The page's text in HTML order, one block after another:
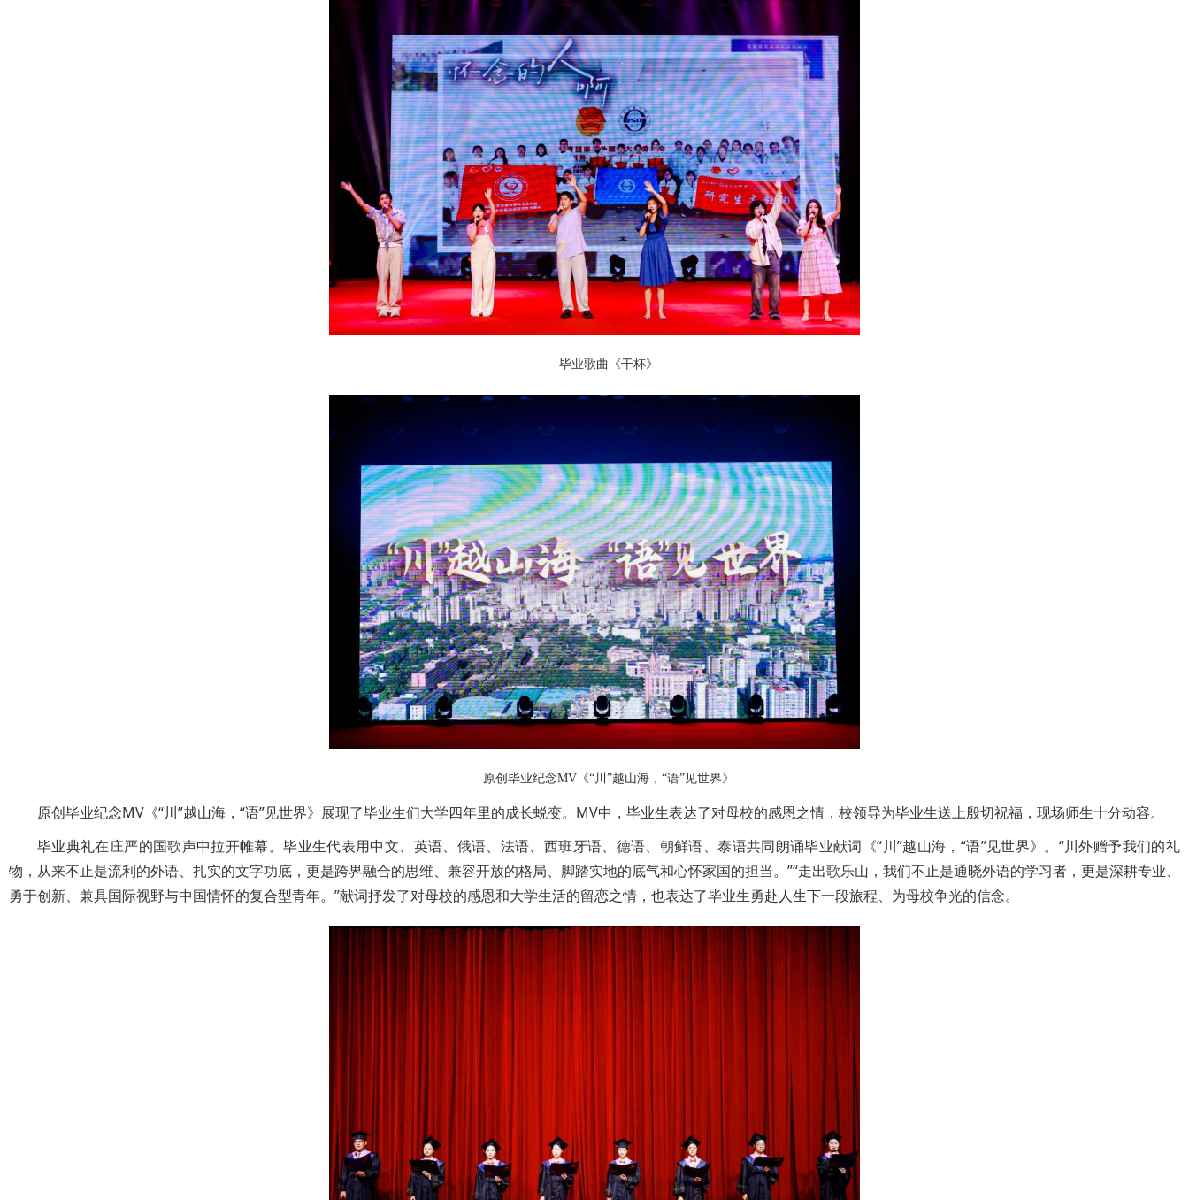
毕业歌曲《干杯》
原创毕业纪念MV《“川”越山海，“语”见世界》
原创毕业纪念MV《“川”越山海，“语”见世界》展现了毕业生们大学四年里的成长蜕变。MV中，毕业生表达了对母校的感恩之情，校领导为毕业生送上殷切祝福，现场师生十分动容。
毕业典礼在庄严的国歌声中拉开帷幕。毕业生代表用中文、英语、俄语、法语、西班牙语、德语、朝鲜语、泰语共同朗诵毕业献词《“川”越山海，“语”见世界》。“川外赠予我们的礼
物，从来不止是流利的外语、扎实的文字功底，更是跨界融合的思维、兼容开放的格局、脚踏实地的底气和心怀家国的担当。”“走出歌乐山，我们不止是通晓外语的学习者，更是深耕专业、
勇于创新、兼具国际视野与中国情怀的复合型青年。”献词抒发了对母校的感恩和大学生活的留恋之情，也表达了毕业生勇赴人生下一段旅程、为母校争光的信念。